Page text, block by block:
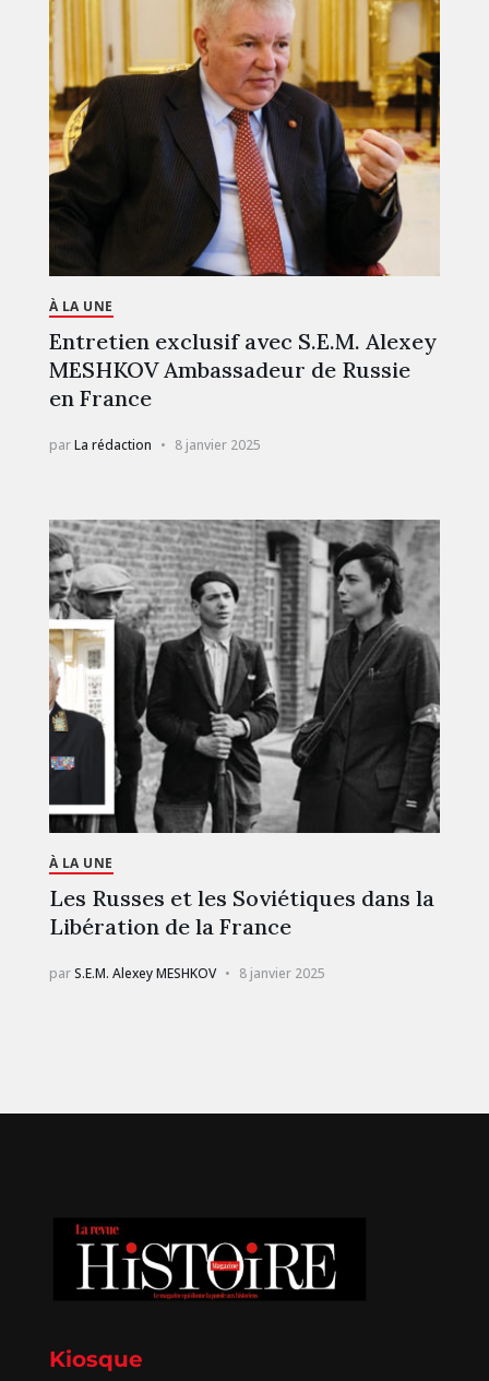
À LA UNE
Entretien exclusif avec S.E.M. Alexey
MESHKOV Ambassadeur de Russie
en France
parLa rédaction 8 janvier 2025
À LA UNE
Les Russes et les Soviétiques dans la
Libération de la France
parS.E.M. Alexey MESHKOV 8 janvier 2025
Kiosque